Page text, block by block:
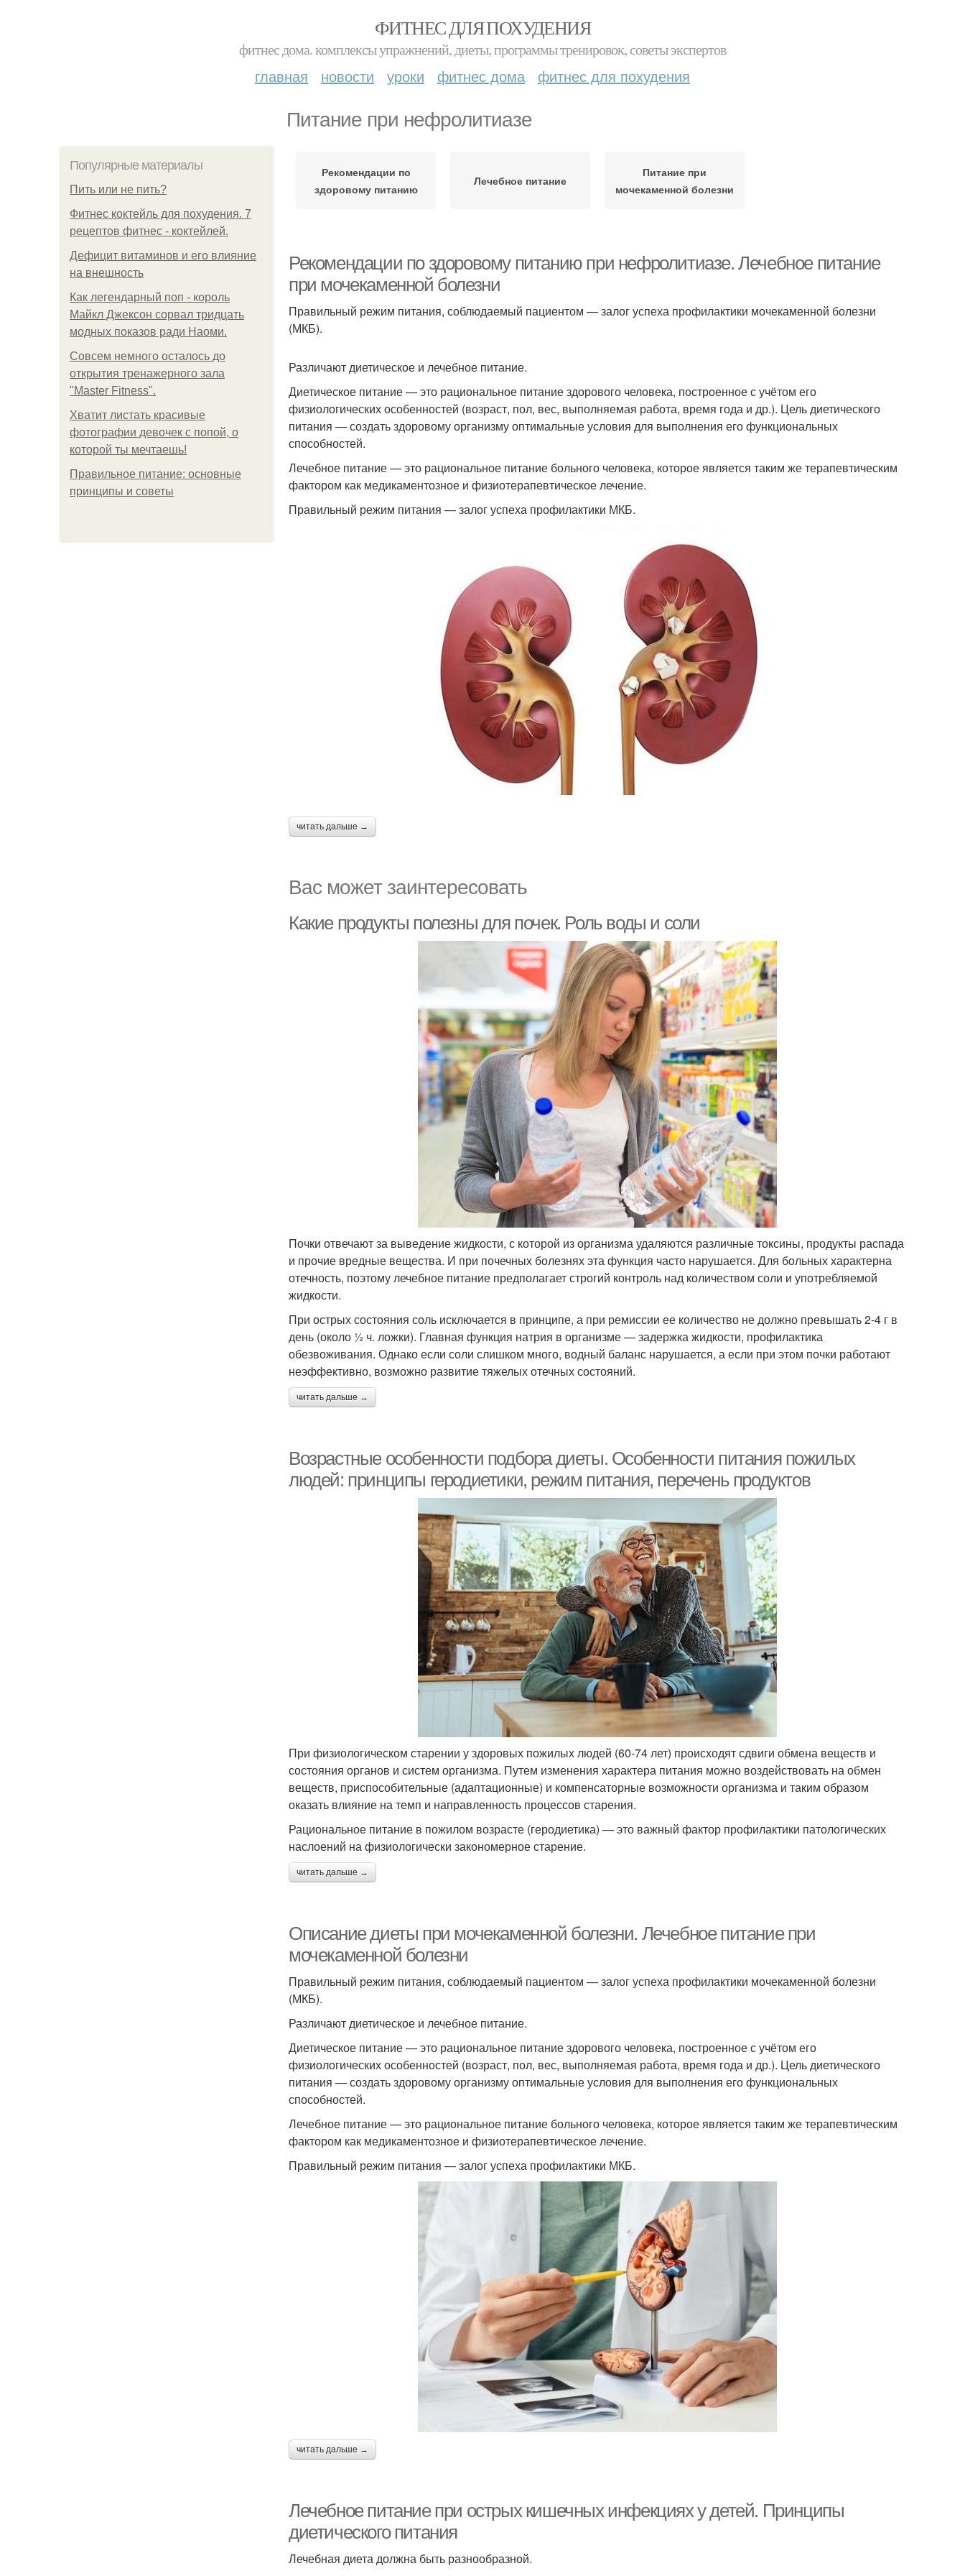
ФИТНЕС ДЛЯ ПОХУДЕНИЯ
фитнес дома. комплексы упражнений, диеты, программы тренировок, советы экспертов
главная новости уроки фитнес дома фитнес для похудения
Питание при нефролитиазе
Популярные материалы
Пить или не пить?
Фитнес коктейль для похудения. 7
рецептов фитнес - коктейлей.
Дефицит витаминов и его влияние
на внешность
Как легендарный поп - король
Майкл Джексон сорвал тридцать
модных показов ради Наоми.
Совсем немного осталось до
открытия тренажерного зала
"Master Fitness".
Хватит листать красивые
фотографии девочек с попой, о
которой ты мечтаешь!
Правильное питание: основные
принципы и советы
Рекомендации по
здоровому питанию
Лечебное питание
Питание при
мочекаменной болезни
Рекомендации по здоровому питанию при нефролитиазе. Лечебное питание
при мочекаменной болезни
Правильный режим питания, соблюдаемый пациентом — залог успеха профилактики мочекаменной болезни
(МКБ).
Различают диетическое и лечебное питание.
Диетическое питание — это рациональное питание здорового человека, построенное с учётом его
физиологических особенностей (возраст, пол, вес, выполняемая работа, время года и др.). Цель диетического
питания — создать здоровому организму оптимальные условия для выполнения его функциональных
способностей.
Лечебное питание — это рациональное питание больного человека, которое является таким же терапевтическим
фактором как медикаментозное и физиотерапевтическое лечение.
Правильный режим питания — залог успеха профилактики МКБ.
читать дальше →
Вас может заинтересовать
Какие продукты полезны для почек. Роль воды и соли
Почки отвечают за выведение жидкости, с которой из организма удаляются различные токсины, продукты распада
и прочие вредные вещества. И при почечных болезнях эта функция часто нарушается. Для больных характерна
отечность, поэтому лечебное питание предполагает строгий контроль над количеством соли и употребляемой
жидкости.
При острых состояния соль исключается в принципе, а при ремиссии ее количество не должно превышать 2-4 г в
день (около ½ ч. ложки). Главная функция натрия в организме — задержка жидкости, профилактика
обезвоживания. Однако если соли слишком много, водный баланс нарушается, а если при этом почки работают
неэффективно, возможно развитие тяжелых отечных состояний.
читать дальше →
Возрастные особенности подбора диеты. Особенности питания пожилых
людей: принципы геродиетики, режим питания, перечень продуктов
При физиологическом старении у здоровых пожилых людей (60-74 лет) происходят сдвиги обмена веществ и
состояния органов и систем организма. Путем изменения характера питания можно воздействовать на обмен
веществ, приспособительные (адаптационные) и компенсаторные возможности организма и таким образом
оказать влияние на темп и направленность процессов старения.
Рациональное питание в пожилом возрасте (геродиетика) — это важный фактор профилактики патологических
наслоений на физиологически закономерное старение.
читать дальше →
Описание диеты при мочекаменной болезни. Лечебное питание при
мочекаменной болезни
Правильный режим питания, соблюдаемый пациентом — залог успеха профилактики мочекаменной болезни
(МКБ).
Различают диетическое и лечебное питание.
Диетическое питание — это рациональное питание здорового человека, построенное с учётом его
физиологических особенностей (возраст, пол, вес, выполняемая работа, время года и др.). Цель диетического
питания — создать здоровому организму оптимальные условия для выполнения его функциональных
способностей.
Лечебное питание — это рациональное питание больного человека, которое является таким же терапевтическим
фактором как медикаментозное и физиотерапевтическое лечение.
Правильный режим питания — залог успеха профилактики МКБ.
читать дальше →
Лечебное питание при острых кишечных инфекциях у детей. Принципы
диетического питания
Лечебная диета должна быть разнообразной.